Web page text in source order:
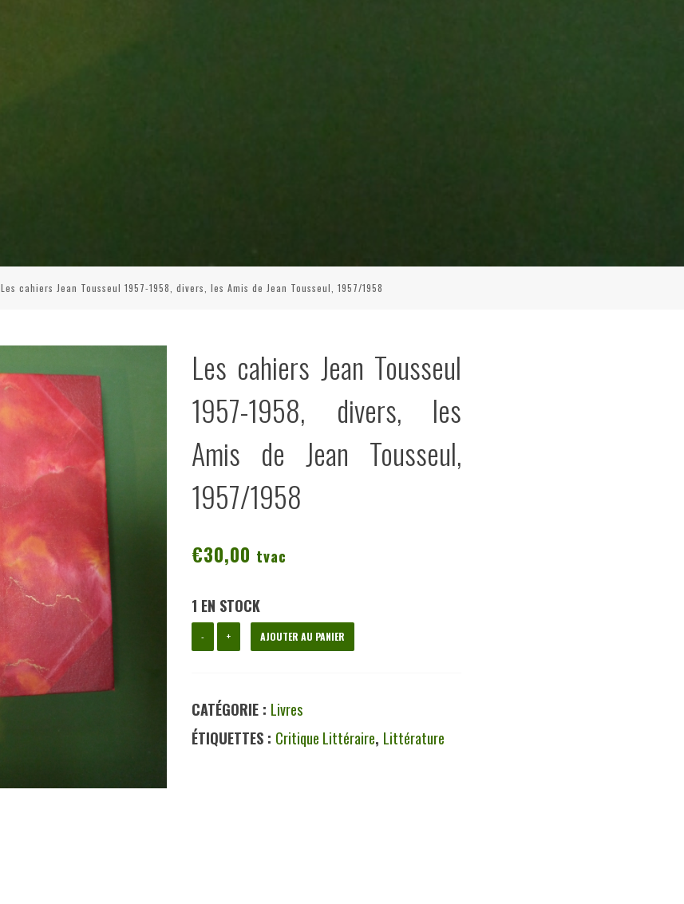
Les cahiers Jean Tousseul 1957-1958, divers, les Amis de Jean Tousseul, 1957/1958
Les cahiers Jean Tousseul
1957-1958, divers, les
Amis de Jean Tousseul,
1957/1958
€30,00 tvac
1 EN STOCK
-
quantité
cahiers
Jean
+ AJOUTER AU PANIER
CATÉGORIE : Livres
ÉTIQUETTES : Critique Littéraire, Littérature